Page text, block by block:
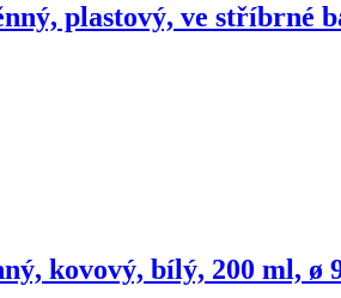
plastový, ve stříbrné
kovový, bílý, 200 ml, ø